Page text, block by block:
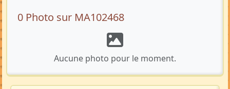
0 Photo sur MA102468
Aucune photo pour le moment.